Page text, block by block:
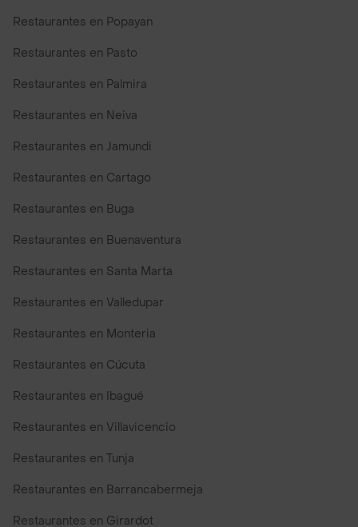
Restaurantes en Popayan
Restaurantes en Pasto
Restaurantes en Palmira
Restaurantes en Neiva
Restaurantes en Jamundi
Restaurantes en Cartago
Restaurantes en Buga
Restaurantes en Buenaventura
Restaurantes en Santa Marta
Restaurantes en Valledupar
Restaurantes en Monteria
Restaurantes en Cúcuta
Restaurantes en Ibagué
Restaurantes en Villavicencio
Restaurantes en Tunja
Restaurantes en Barrancabermeja
Restaurantes en Girardot